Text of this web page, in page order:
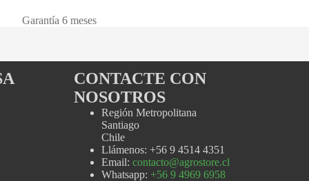
Garantía 6 meses
CONTACTE CON
NOSOTROS
Región Metropolitana
Santiago
Chile
Llámenos: +56 9 4514 4351
Email: contacto@agrostore.cl
Whatsapp: +56 9 4969 6958